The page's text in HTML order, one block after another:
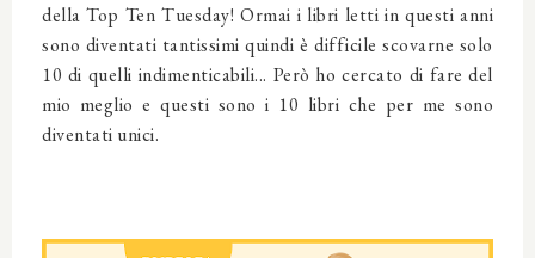
della Top Ten Tuesday! Ormai i libri letti in questi anni
sono diventati tantissimi quindi è difficile scovarne solo
10 di quelli indimenticabili... Però ho cercato di fare del
mio meglio e questi sono i 10 libri che per me sono
diventati unici.